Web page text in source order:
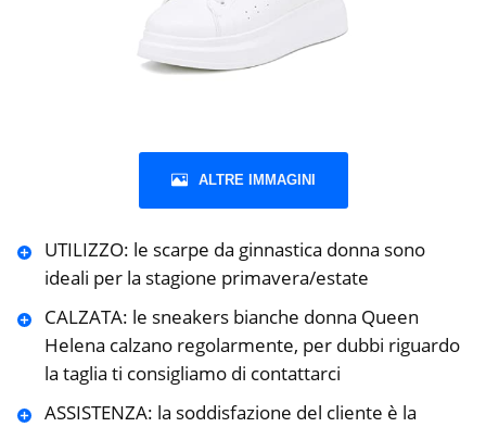
ALTRE IMMAGINI
UTILIZZO: le scarpe da ginnastica donna sono
ideali per la stagione primavera/estate
CALZATA: le sneakers bianche donna Queen
Helena calzano regolarmente, per dubbi riguardo
la taglia ti consigliamo di contattarci
ASSISTENZA: la soddisfazione del cliente è la